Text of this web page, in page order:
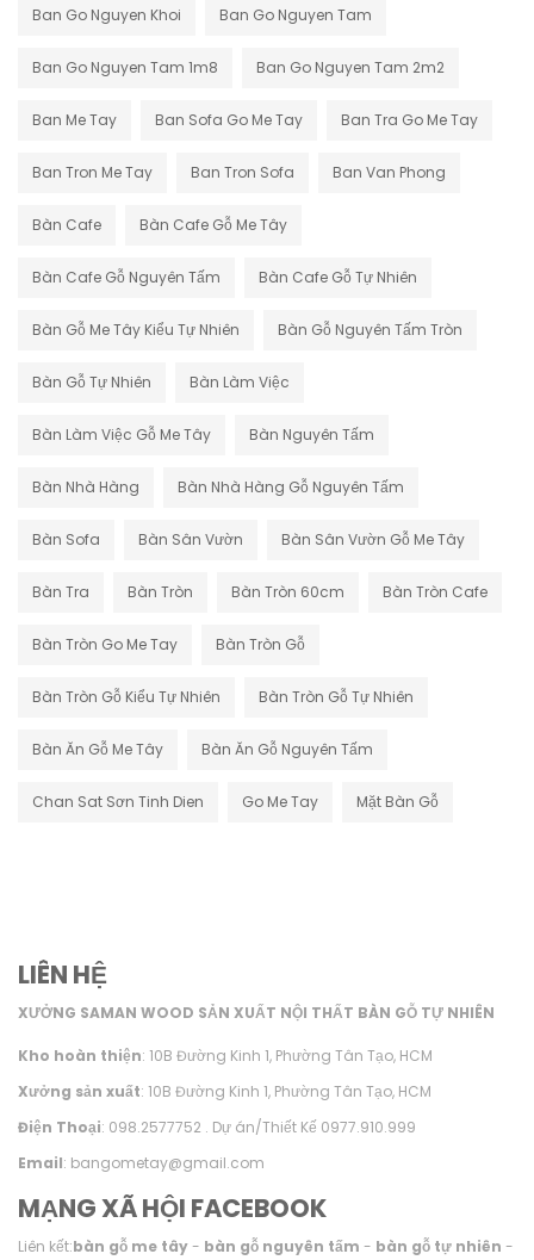
Ban Go Nguyen Khoi Ban Go Nguyen Tam
Ban Go Nguyen Tam 1m8 Ban Go Nguyen Tam 2m2
Ban Me Tay Ban Sofa Go Me Tay Ban Tra Go Me Tay
Ban Tron Me Tay Ban Tron Sofa Ban Van Phong
Bàn Cafe Bàn Cafe Gỗ Me Tây
Bàn Cafe Gỗ Nguyên Tấm Bàn Cafe Gỗ Tự Nhiên
Bàn Gỗ Me Tây Kiểu Tự Nhiên Bàn Gỗ Nguyên Tấm Tròn
Bàn Gỗ Tự Nhiên Bàn Làm Việc
Bàn Làm Việc Gỗ Me Tây Bàn Nguyên Tấm
Bàn Nhà Hàng Bàn Nhà Hàng Gỗ Nguyên Tấm
Bàn Sofa Bàn Sân Vườn Bàn Sân Vườn Gỗ Me Tây
Bàn Tra Bàn Tròn Bàn Tròn 60cm Bàn Tròn Cafe
Bàn Tròn Go Me Tay Bàn Tròn Gỗ
Bàn Tròn Gỗ Kiểu Tự Nhiên Bàn Tròn Gỗ Tự Nhiên
Bàn Ăn Gỗ Me Tây Bàn Ăn Gỗ Nguyên Tấm
Chan Sat Sơn Tinh Dien Go Me Tay Mặt Bàn Gỗ
LIÊN HỆ
XƯỞNG SAMAN WOOD SẢN XUẤT NỘI THẤT BÀN GỖ TỰ NHIÊN
Kho hoàn thiện: 10B Đường Kinh 1, Phường Tân Tạo, HCM
Xưởng sản xuất: 10B Đường Kinh 1, Phường Tân Tạo, HCM
Điện Thoại: 098.2577752 . Dự án/Thiết Kế 0977.910.999
Email: bangometay@gmail.com
MẠNG XÃ HỘI FACEBOOK
Liên kết:bàn gỗ me tây- bàn gỗ nguyên tấm - bàn gỗ tự nhiên -